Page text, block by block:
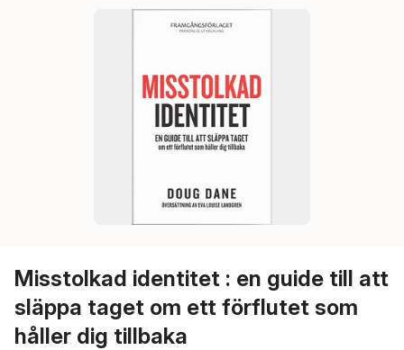
Misstolkad identitet : en guide till att
släppa taget om ett förflutet som
håller dig tillbaka